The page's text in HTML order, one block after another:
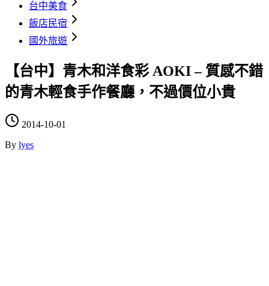
台中美食
飯店民宿
國外旅遊
【台中】青木和洋食彩 AOKI – 質感不錯
的青木輕食手作餐廳，不過價位小貴
2014-10-01
By lyes